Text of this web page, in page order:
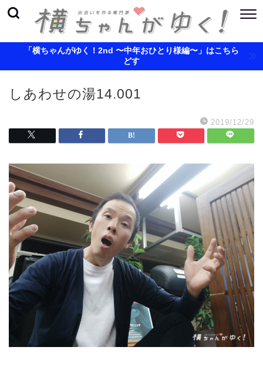
「横ちゃんがゆく！2nd 〜中年おひとり様編〜」はこちら
どす
しあわせの湯14.001
2019/12/29